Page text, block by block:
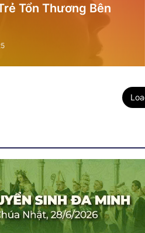
Tổn Thương Bên